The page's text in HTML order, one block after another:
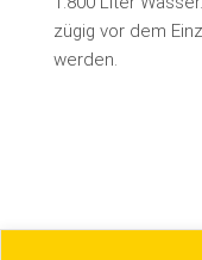
zügig vor dem
werden.